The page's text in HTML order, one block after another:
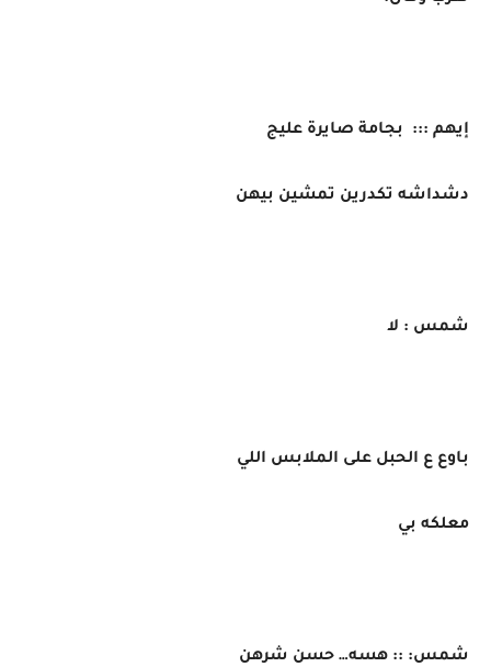
إيهم ::: بجامة صايرة عليج
دشداشه تكدرين تمشين بيهن
شمس : لا
باوع ع الحبل على الملابس اللي
معلكه بي
شمس: :: هسه… حسن شرهن